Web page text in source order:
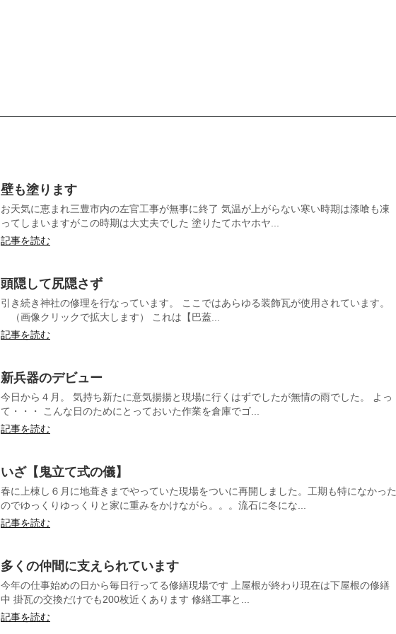
壁も塗ります
お天気に恵まれ三豊市内の左官工事が無事に終了 気温が上がらない寒い時期は漆喰も凍
ってしまいますがこの時期は大丈夫でした 塗りたてホヤホヤ...
記事を読む
頭隠して尻隠さず
引き続き神社の修理を行なっています。 ここではあらゆる装飾瓦が使用されています。
（画像クリックで拡大します） これは【巴蓋...
記事を読む
新兵器のデビュー
今日から４月。 気持ち新たに意気揚揚と現場に行くはずでしたが無情の雨でした。 よっ
て・・・ こんな日のためにとっておいた作業を倉庫でゴ...
記事を読む
いざ【鬼立て式の儀】
春に上棟し６月に地葺きまでやっていた現場をついに再開しました。工期も特になかった
のでゆっくりゆっくりと家に重みをかけながら。。。流石に冬にな...
記事を読む
多くの仲間に支えられています
今年の仕事始めの日から毎日行ってる修繕現場です 上屋根が終わり現在は下屋根の修繕
中 掛瓦の交換だけでも200枚近くあります 修繕工事と...
記事を読む